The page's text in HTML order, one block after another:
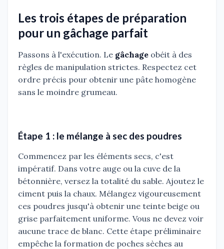
Les trois étapes de préparation
pour un gâchage parfait
Passons à l'exécution. Le gâchage obéit à des
règles de manipulation strictes. Respectez cet
ordre précis pour obtenir une pâte homogène
sans le moindre grumeau.
Étape 1 : le mélange à sec des poudres
Commencez par les éléments secs, c'est
impératif. Dans votre auge ou la cuve de la
bétonnière, versez la totalité du sable. Ajoutez le
ciment puis la chaux. Mélangez vigoureusement
ces poudres jusqu'à obtenir une teinte beige ou
grise parfaitement uniforme. Vous ne devez voir
aucune trace de blanc. Cette étape préliminaire
empêche la formation de poches sèches au